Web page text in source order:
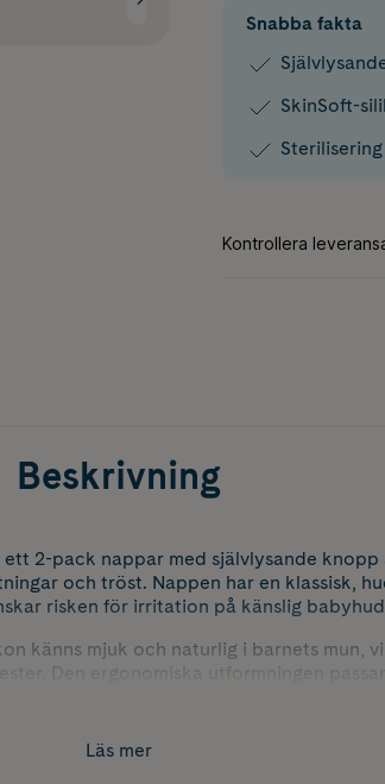
Snabba fakta
SkinSoft-
Beskrivning
2-pack nappar med självlysande
och tröst. Nappen har en klassisk,
risken för irritation på känslig
känns mjuk och naturlig i barnets mun,
Den ergonomiska utformningen
och förvaringsbox som gör det
en mer hållbar vardag är sköld, knopp
Läs mer